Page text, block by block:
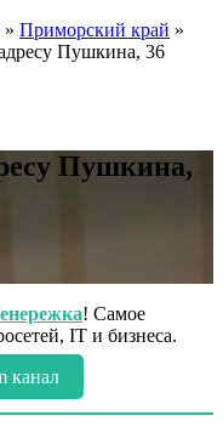
» Приморский край »
Пушкина, 36
Пушкина,
! Самое
IT и бизнеса.
канал